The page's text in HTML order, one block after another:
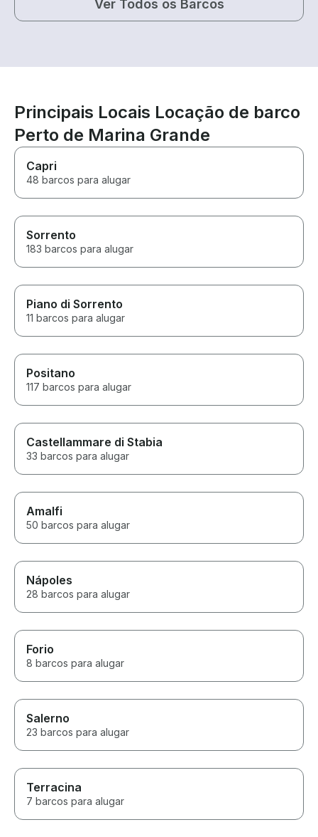
Ver Todos os Barcos
Principais Locais Locação de barco
Perto de Marina Grande
Capri
48 barcos para alugar
Sorrento
183 barcos para alugar
Piano di Sorrento
11 barcos para alugar
Positano
117 barcos para alugar
Castellammare di Stabia
33 barcos para alugar
Amalfi
50 barcos para alugar
Nápoles
28 barcos para alugar
Forio
8 barcos para alugar
Salerno
23 barcos para alugar
Terracina
7 barcos para alugar